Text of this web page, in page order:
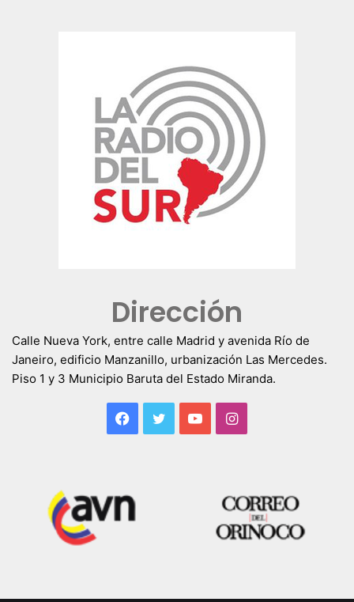
Dirección
Calle Nueva York, entre calle Madrid y avenida Río de
Janeiro, edificio Manzanillo, urbanización Las Mercedes.
Piso 1 y 3 Municipio Baruta del Estado Miranda.
Facebook
TwitterYouTubeInstagram